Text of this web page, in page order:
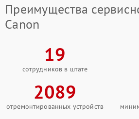
Преимущества
Canon
19
сотрудников в штате
2089
отремонтированных устройств